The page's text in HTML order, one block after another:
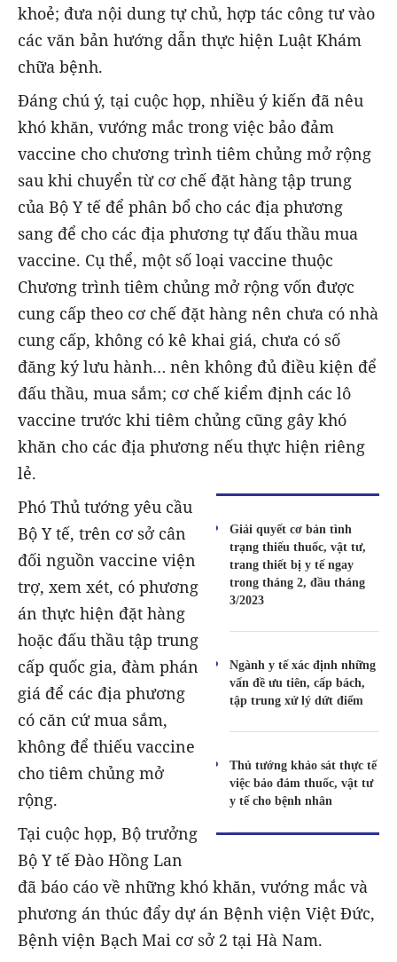
khoẻ; đưa nội dung tự chủ, hợp tác công tư vào
các văn bản hướng dẫn thực hiện Luật Khám
chữa bệnh.
Đáng chú ý, tại cuộc họp, nhiều ý kiến đã nêu
khó khăn, vướng mắc trong việc bảo đảm
vaccine cho chương trình tiêm chủng mở rộng
sau khi chuyển từ cơ chế đặt hàng tập trung
của Bộ Y tế để phân bổ cho các địa phương
sang để cho các địa phương tự đấu thầu mua
vaccine. Cụ thể, một số loại vaccine thuộc
Chương trình tiêm chủng mở rộng vốn được
cung cấp theo cơ chế đặt hàng nên chưa có nhà
cung cấp, không có kê khai giá, chưa có số
đăng ký lưu hành… nên không đủ điều kiện để
đấu thầu, mua sắm; cơ chế kiểm định các lô
vaccine trước khi tiêm chủng cũng gây khó
khăn cho các địa phương nếu thực hiện riêng
lẻ.
Giải quyết cơ bản tình
trạng thiếu thuốc, vật tư,
trang thiết bị y tế ngay
trong tháng 2, đầu tháng
3/2023
Ngành y tế xác định những
vấn đề ưu tiên, cấp bách,
tập trung xử lý dứt điểm
Thủ tướng khảo sát thực tế
việc bảo đảm thuốc, vật tư
y tế cho bệnh nhân
Phó Thủ tướng yêu cầu
Bộ Y tế, trên cơ sở cân
đối nguồn vaccine viện
trợ, xem xét, có phương
án thực hiện đặt hàng
hoặc đấu thầu tập trung
cấp quốc gia, đàm phán
giá để các địa phương
có căn cứ mua sắm,
không để thiếu vaccine
cho tiêm chủng mở
rộng.
Tại cuộc họp, Bộ trưởng
Bộ Y tế Đào Hồng Lan
đã báo cáo về những khó khăn, vướng mắc và
phương án thúc đẩy dự án Bệnh viện Việt Đức,
Bệnh viện Bạch Mai cơ sở 2 tại Hà Nam.